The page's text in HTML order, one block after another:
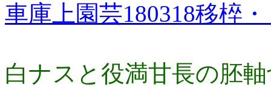
車庫上園芸180318移椊
白ナスと役満甘長の胚